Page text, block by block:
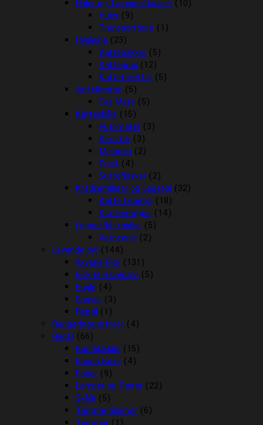
Huler og Transportkasser (10)
Huler (9)
Transportbure (1)
Hygiejne (23)
Kattebakker (5)
Kattegrus (12)
Kattetoiletter (5)
kattelemme (5)
Cat Mate (5)
Katteskåle (15)
Automater (3)
Keramik (3)
Melamin (2)
Plast (4)
Sutteflasker (2)
Kradsemiljøer og Legetøj (32)
Katte Legetøj (18)
Kradsemiljøer (14)
Loppe/flåt midler (5)
Vetocanis (2)
Levende dyr (144)
Akvarie Fisk (131)
Fisk til Havedam (5)
Fugle (4)
Gnaver (3)
Reptil (1)
Rengørings artikler (4)
Reptil (66)
Bunddække (15)
Fauna Boxe (4)
Foder (9)
Lamper og Pærer (22)
Skåle (5)
Terrarie tilbehør (6)